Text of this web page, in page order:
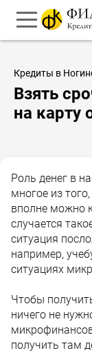
Кредиты в
Взять
на карту
Роль денег в
многое из
вполне можно
случается
ситуация
например,
ситуациях
Чтобы
ничего не
получить там